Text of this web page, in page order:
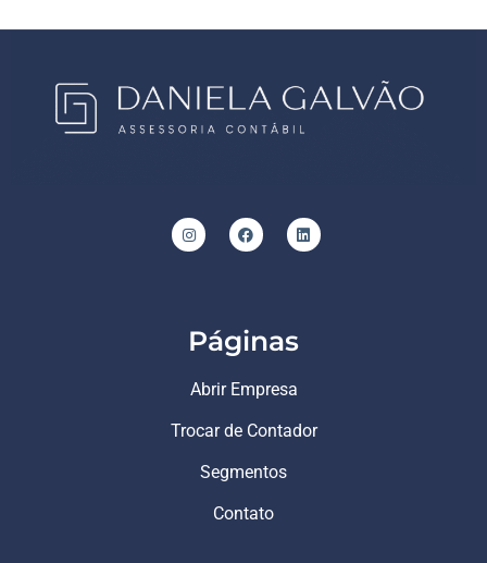
Páginas
Abrir Empresa
Trocar de Contador
Segmentos
Contato